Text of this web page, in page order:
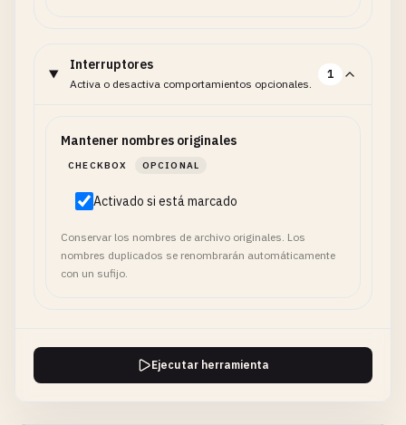
Interruptores
Activa o desactiva comportamientos opcionales.
1
Mantener nombres originales
CHECKBOX OPCIONAL
Activado si está marcado
Conservar los nombres de archivo originales. Los
nombres duplicados se renombrarán automáticamente
con un sufijo.
Ejecutar herramienta